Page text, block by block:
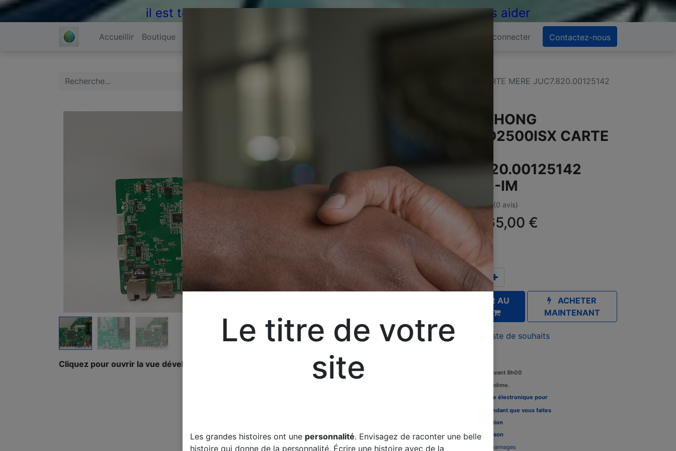
il est temps de réparer...Electronique 66 est heureux de vous aider
Accueillir Boutique Se connecter Contactez-nous
CHANGHONG LED60D2500ISX CARTE MERE JUC7.820.00125142
Cliquez pour ouvrir la vue développée.
CHANGHONG
LED60D2500ISX CARTE
JUC7.820.00125142
HL551B-IM
(0 avis)
Offre : 65,00 €
TTC
AJOUTER AU
ACHETER
MAINTENANT
Ajouter à la liste de souhaits
Commandez avant 8h00
Expédition le jour même.
Louez une carte électronique pour
votre télévision pendant que vous faites
option
Délais de livraison
Assistance dépannages
Le titre de votre
site
Les grandes histoires ont une personnalité. Envisagez de raconter une belle
histoire qui donne de la personnalité. Écrire une histoire avec de la